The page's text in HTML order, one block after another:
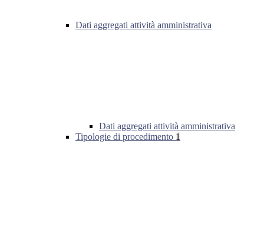
Dati aggregati attività amministrativa
Dati aggregati attività amministrativa
Tipologie di procedimento 1